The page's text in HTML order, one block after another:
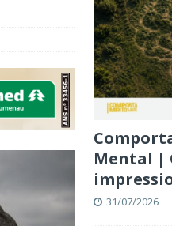
Mental |
31/07/2026